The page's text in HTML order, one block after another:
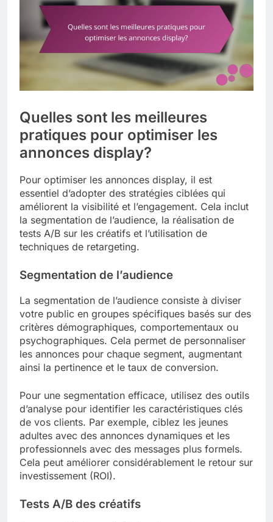
Quelles sont les meilleures
pratiques pour optimiser les
annonces display?
Pour optimiser les annonces display, il est
essentiel d’adopter des stratégies ciblées qui
améliorent la visibilité et l’engagement. Cela inclut
la segmentation de l’audience, la réalisation de
tests A/B sur les créatifs et l’utilisation de
techniques de retargeting.
Segmentation de l’audience
La segmentation de l’audience consiste à diviser
votre public en groupes spécifiques basés sur des
critères démographiques, comportementaux ou
psychographiques. Cela permet de personnaliser
les annonces pour chaque segment, augmentant
ainsi la pertinence et le taux de conversion.
Pour une segmentation efficace, utilisez des outils
d’analyse pour identifier les caractéristiques clés
de vos clients. Par exemple, ciblez les jeunes
adultes avec des annonces dynamiques et les
professionnels avec des messages plus formels.
Cela peut améliorer considérablement le retour sur
investissement (ROI).
Tests A/B des créatifs